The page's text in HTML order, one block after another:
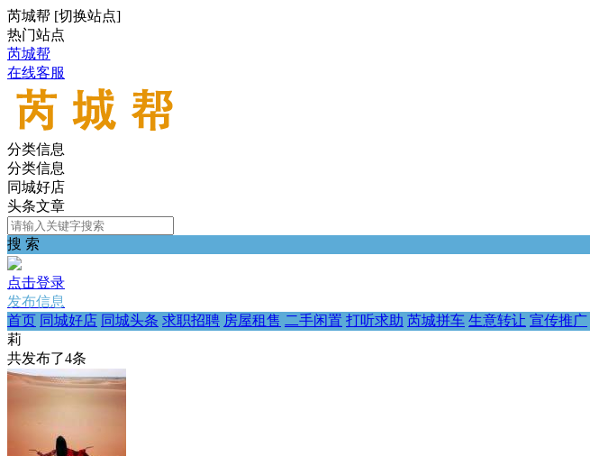
芮城帮 [切换站点]
热门站点
芮城帮
在线客服
分类信息
分类信息
同城好店
头条文章
搜 索
点击登录
发布信息
首页 同城好店 同城头条 求职招聘 房屋租售 二手闲置 打听求助 芮城拼车 生意转让 宣传推广
莉
共发布了4条